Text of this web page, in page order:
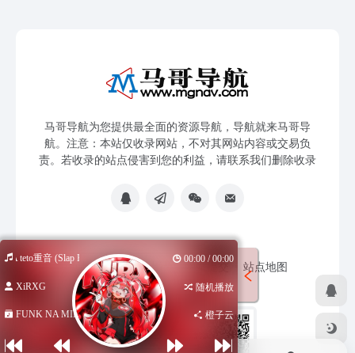
马哥导航为您提供最全面的资源导航，导航就来马哥导
航。注意：本站仅收录网站，不对其网站内容或交易负
责。若收录的站点侵害到您的利益，请联系我们删除收录
免责声明 友链申请 网站提交 站点地图
teto重音 (Slap House) 00:00 / 00:00
XiRXG 随机播放
FUNK NA MIRA... 橙子云